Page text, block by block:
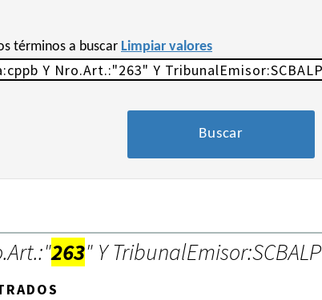
términos a buscar Limpiar valores
263" Y TribunalEmisor:SCBALP